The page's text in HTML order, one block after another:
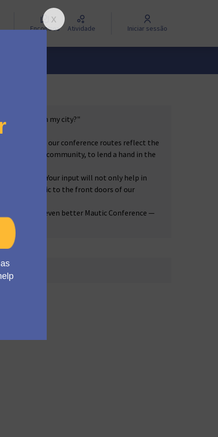
Encontros Atividade Iniciar sessão
in my city?"
ensure that our conference routes reflect the
to you, our community, to lend a hand in the
(Link externo)
. Your input will not only help in
bring Mautic to the front doors of our
for an even better Mautic Conference —